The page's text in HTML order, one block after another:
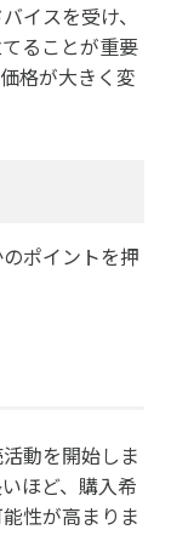
イスを受け、
ることが重要
格が大きく変
ポイントを押
動を開始しま
ほど、購入希
性が高まりま